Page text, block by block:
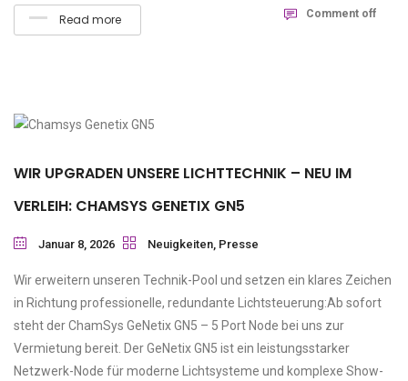
Read more Comment off
WIR UPGRADEN UNSERE LICHTTECHNIK – NEU IM
VERLEIH: CHAMSYS GENETIX GN5
Januar 8, 2026 Neuigkeiten, Presse
Wir erweitern unseren Technik-Pool und setzen ein klares Zeichen
in Richtung professionelle, redundante Lichtsteuerung:Ab sofort
steht der ChamSys GeNetix GN5 – 5 Port Node bei uns zur
Vermietung bereit. Der GeNetix GN5 ist ein leistungsstarker
Netzwerk-Node für moderne Lichtsysteme und komplexe Show-